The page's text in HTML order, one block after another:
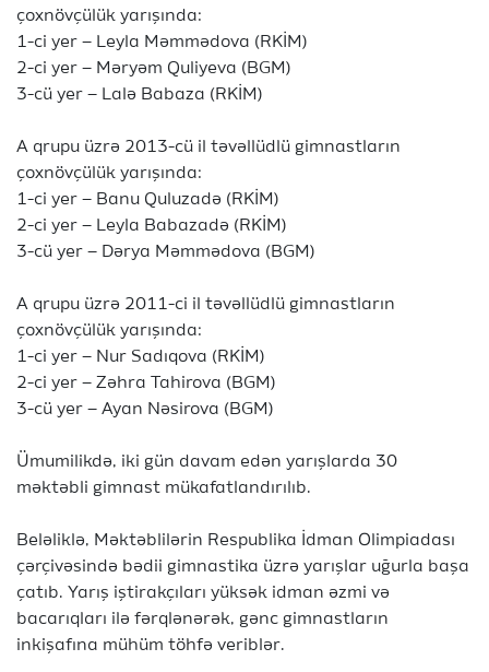
çoxnövçülük yarışında:
1-ci yer – Leyla Məmmədova (RKİM)
2-ci yer – Məryəm Quliyeva (BGM)
3-cü yer – Lalə Babaza (RKİM)
A qrupu üzrə 2013-cü il təvəllüdlü gimnastların
çoxnövçülük yarışında:
1-ci yer – Banu Quluzadə (RKİM)
2-ci yer – Leyla Babazadə (RKİM)
3-cü yer – Dərya Məmmədova (BGM)
A qrupu üzrə 2011-ci il təvəllüdlü gimnastların
çoxnövçülük yarışında:
1-ci yer – Nur Sadıqova (RKİM)
2-ci yer – Zəhra Tahirova (BGM)
3-cü yer – Ayan Nəsirova (BGM)
Ümumilikdə, iki gün davam edən yarışlarda 30
məktəbli gimnast mükafatlandırılıb.
Beləliklə, Məktəblilərin Respublika İdman Olimpiadası
çərçivəsində bədii gimnastika üzrə yarışlar uğurla başa
çatıb. Yarış iştirakçıları yüksək idman əzmi və
bacarıqları ilə fərqlənərək, gənc gimnastların
inkişafına mühüm töhfə veriblər.